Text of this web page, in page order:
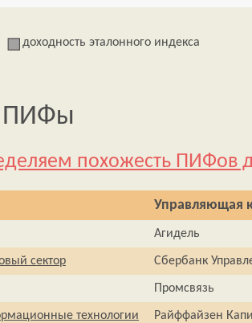
доходность эталонного индекса
ПИФы
похожесть ПИФов
Управляющая
Агидель
сектор Сбербанк
Промсвязь
технологии Райффайзен